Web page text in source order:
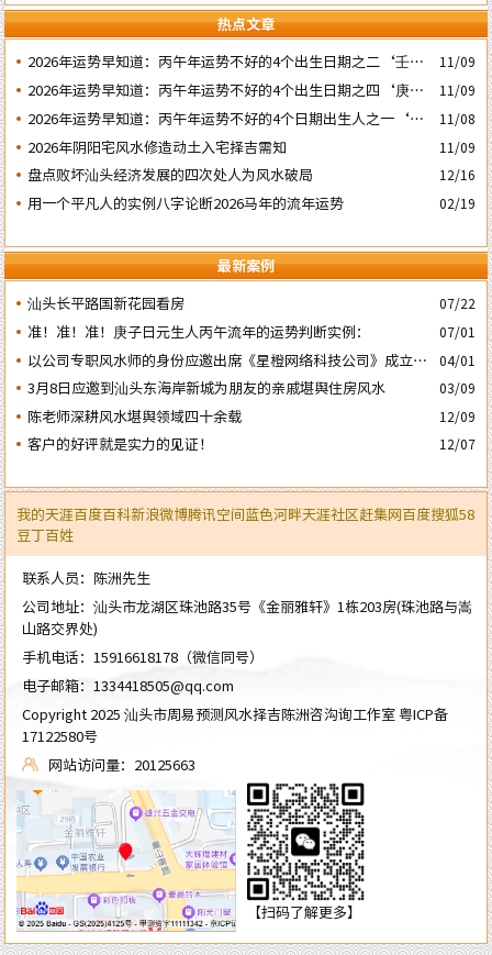
热点文章
2026年运势早知道：丙午年运势不好的4个出生日期之二‘壬子’
日
11/09
2026年运势早知道：丙午年运势不好的4个出生日期之四‘庚子’
日
11/09
2026年运势早知道：丙午年运势不好的4个日期出生人之一‘戊
子’ 日
11/08
2026年阴阳宅风水修造动土入宅择吉需知 11/09
盘点败坏汕头经济发展的四次处人为风水破局 12/16
用一个平凡人的实例八字论断2026马年的流年运势 02/19
最新案例
汕头长平路国新花园看房
07/22
准！准！准！庚子日元生人丙午流年的运势判断实例： 07/01
以公司专职风水师的身份应邀出席《星橙网络科技公司》成立5
周年庆典
04/01
3月8日应邀到汕头东海岸新城为朋友的亲戚堪舆住房风水 03/09
陈老师深耕风水堪舆领域四十余载 12/09
客户的好评就是实力的见证！ 12/07
我的天涯百度百科新浪微博腾讯空间蓝色河畔天涯社区赶集网百度搜狐58
豆丁百姓
联系人员：陈洲先生
公司地址：汕头市龙湖区珠池路35号《金丽雅轩》1栋203房(珠池路与嵩
山路交界处)
手机电话： 15916618178 （微信同号）
电子邮箱： 1334418505@qq.com
Copyright 2025 汕头市周易预测风水择吉陈洲咨沟询工作室粤ICP备
17122580号
网站访问量：20125663
【扫码了解更多】